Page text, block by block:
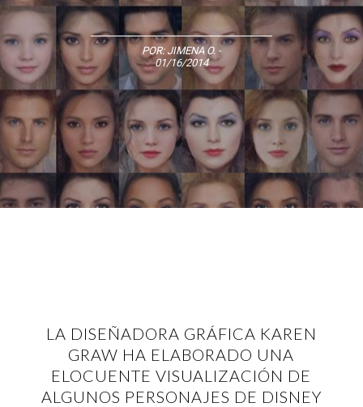
POR: JIMENA O. -
01/16/2014
LA DISEÑADORA GRÁFICA KAREN
GRAW HA ELABORADO UNA
ELOCUENTE VISUALIZACIÓN DE
ALGUNOS PERSONAJES DE DISNEY